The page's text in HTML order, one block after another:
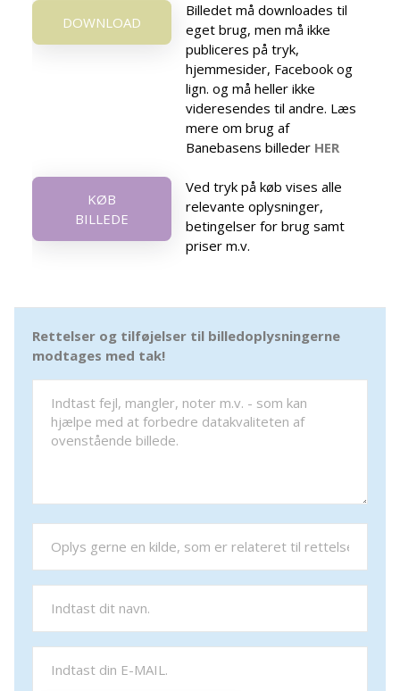
DOWNLOAD
Billedet må downloades til
eget brug, men må ikke
publiceres på tryk,
hjemmesider, Facebook og
lign. og må heller ikke
videresendes til andre. Læs
mere om brug af
Banebasens billeder HER
KØB
BILLEDE
Ved tryk på køb vises alle
relevante oplysninger,
betingelser for brug samt
priser m.v.
Rettelser og tilføjelser til billedoplysningerne
modtages med tak!